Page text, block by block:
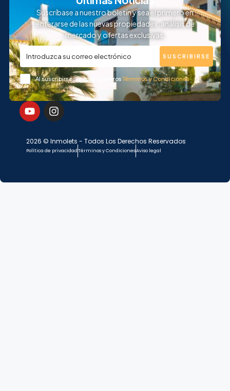
Suscríbase a nuestro boletín y sea el primero en
enterarse de las nuevas propiedades, análisis de
mercado y ofertas exclusivas.
Al suscribirse, acepta nuestrosTérminos y Condiciones
SUSCRIBIRSE
2026 © Inmolets - Todos Los Derechos Reservados
Política de privacidadTérminos y CondicionesAviso legal